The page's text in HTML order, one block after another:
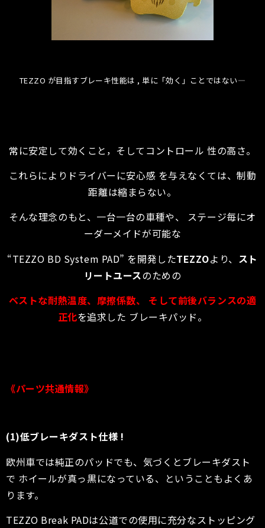
TEZZO が目指すブレーキ性能は , 単に「効く」ことではない―
常に安定して効くこと，そしてコントロール 性の高さ。
これらによりドライバーに安心感 を与えなくては、制動
距離は縮まらない。
そんな理念のもと、一台一台の車種や、 ステージ毎にオ
ーダーメイドが可能な
“TEZZO BD System PAD” を開発したTEZZOより、 スト
リートユースのための
ベストな耐熱温度、摩擦係数、 そして前後バランスの適
正化を追求した ブレーキパッド。
《パーツ共通情報》
(1)低ブレーキダスト仕様 !
欧州車では純正のパッドでも、気づくとブレーキダスト
で ホイールが真っ黒になっている、ということもよくあ
ります。
TEZZO Break PADは公道での使用に充分なストッピング